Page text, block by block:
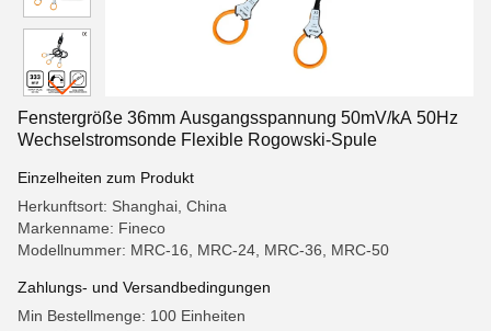
Fenstergröße 36mm Ausgangsspannung 50mV/kA 50Hz
Wechselstromsonde Flexible Rogowski-Spule
Einzelheiten zum Produkt
Herkunftsort: Shanghai, China
Markenname: Fineco
Modellnummer: MRC-16, MRC-24, MRC-36, MRC-50
Zahlungs- und Versandbedingungen
Min Bestellmenge: 100 Einheiten